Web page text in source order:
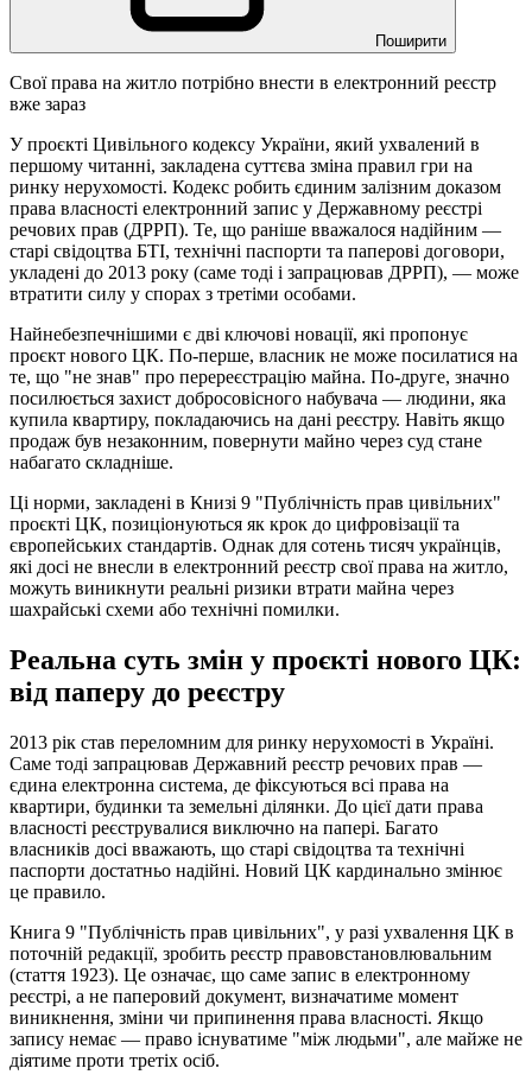
Поширити
Свої права на житло потрібно внести в електронний реєстр
вже зараз
У проєкті Цивільного кодексу України, який ухвалений в
першому читанні, закладена суттєва зміна правил гри на
ринку нерухомості. Кодекс робить єдиним залізним доказом
права власності електронний запис у Державному реєстрі
речових прав (ДРРП). Те, що раніше вважалося надійним —
старі свідоцтва БТІ, технічні паспорти та паперові договори,
укладені до 2013 року (саме тоді і запрацював ДРРП), — може
втратити силу у спорах з третіми особами.
Найнебезпечнішими є дві ключові новації, які пропонує
проєкт нового ЦК. По-перше, власник не може посилатися на
те, що "не знав" про перереєстрацію майна. По-друге, значно
посилюється захист добросовісного набувача — людини, яка
купила квартиру, покладаючись на дані реєстру. Навіть якщо
продаж був незаконним, повернути майно через суд стане
набагато складніше.
Ці норми, закладені в Книзі 9 "Публічність прав цивільних"
проєкті ЦК, позиціонуються як крок до цифровізації та
європейських стандартів. Однак для сотень тисяч українців,
які досі не внесли в електронний реєстр свої права на житло,
можуть виникнути реальні ризики втрати майна через
шахрайські схеми або технічні помилки.
Реальна суть змін у проєкті нового ЦК:
від паперу до реєстру
2013 рік став переломним для ринку нерухомості в Україні.
Саме тоді запрацював Державний реєстр речових прав —
єдина електронна система, де фіксуються всі права на
квартири, будинки та земельні ділянки. До цієї дати права
власності реєструвалися виключно на папері. Багато
власників досі вважають, що старі свідоцтва та технічні
паспорти достатньо надійні. Новий ЦК кардинально змінює
це правило.
Книга 9 "Публічність прав цивільних", у разі ухвалення ЦК в
поточній редакції, зробить реєстр правовстановлювальним
(стаття 1923). Це означає, що саме запис в електронному
реєстрі, а не паперовий документ, визначатиме момент
виникнення, зміни чи припинення права власності. Якщо
запису немає — право існуватиме "між людьми", але майже не
діятиме проти третіх осіб.